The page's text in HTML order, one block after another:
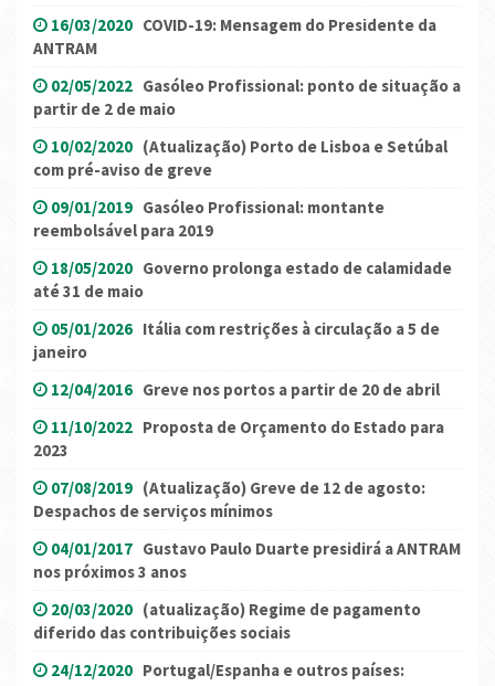
16/03/2020 COVID-19: Mensagem do Presidente da
ANTRAM
02/05/2022 Gasóleo Profissional: ponto de situação a
partir de 2 de maio
10/02/2020 (Atualização) Porto de Lisboa e Setúbal
com pré-aviso de greve
09/01/2019 Gasóleo Profissional: montante
reembolsável para 2019
18/05/2020 Governo prolonga estado de calamidade
até 31 de maio
05/01/2026 Itália com restrições à circulação a 5 de
janeiro
12/04/2016 Greve nos portos a partir de 20 de abril
11/10/2022 Proposta de Orçamento do Estado para
2023
07/08/2019 (Atualização) Greve de 12 de agosto:
Despachos de serviços mínimos
04/01/2017 Gustavo Paulo Duarte presidirá a ANTRAM
nos próximos 3 anos
20/03/2020 (atualização) Regime de pagamento
diferido das contribuições sociais
24/12/2020 Portugal/Espanha e outros países: